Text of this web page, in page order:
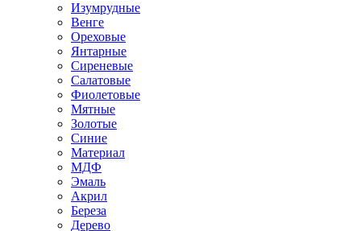
Изумрудные
Венге
Ореховые
Янтарные
Сиреневые
Салатовые
Фиолетовые
Мятные
Золотые
Синие
Материал
МДФ
Эмаль
Акрил
Береза
Дерево